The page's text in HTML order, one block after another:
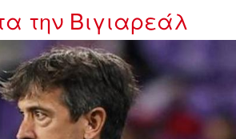
την Βιγιαρεάλ